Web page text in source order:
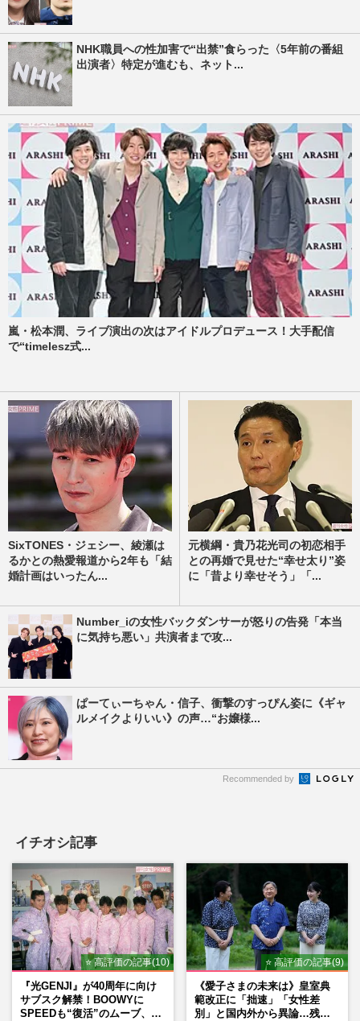
NHK職員への性加害で“出禁”食らった〈5年前の番組
出演者〉特定が進むも、ネット...
嵐・松本潤、ライブ演出の次はアイドルプロデュース！大手配信
で“timelesz式...
SixTONES・ジェシー、綾瀬は
るかとの熱愛報道から2年も「結
婚計画はいったん...
元横綱・貴乃花光司の初恋相手
との再婚で見せた“幸せ太り”姿
に「昔より幸せそう」「...
Number_iの女性バックダンサーが怒りの告発「本当
に気持ち悪い」共演者まで攻...
ぱーてぃーちゃん・信子、衝撃のすっぴん姿に《ギャ
ルメイクよりいい》の声…“お嬢様...
Recommended by
イチオシ記事
⭐ 高評価の記事(10)
『光GENJI』が40周年に向け
サブスク解禁！BOOWYに
SPEEDも“復活”のムーブ、本
⭐ 高評価の記事(9)
《愛子さまの未来は》皇室典
範改正に「拙速」「女性差
別」と国内外から異論…残さ